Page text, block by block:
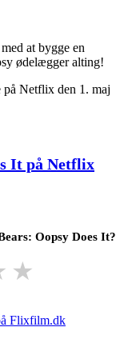
at bygge en
ødelægger alting!
på Netflix den 1. maj
It på Netflix
Oopsy Does It?
★
Flixfilm.dk